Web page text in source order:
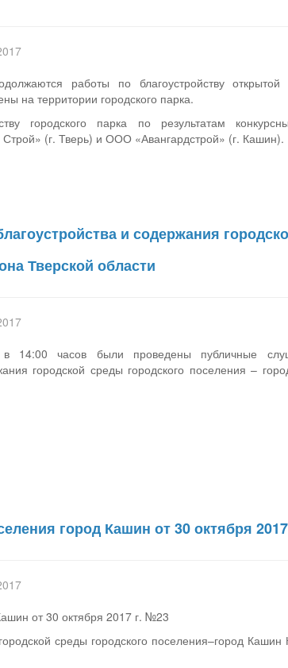
работы по благоустройству
на территории городского парка.
городского парка по результатам
(г. Тверь) и ООО «Авангардстрой» (г. Кашин).
и содержания
Тверской области
14:00 часов были проведены публичные
городской среды городского поселения –
город Кашин от 30 октября
от 30 октября 2017 г. №23
среды городского поселения–город Кашин